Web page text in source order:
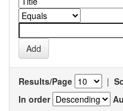
Results/Page |
In order